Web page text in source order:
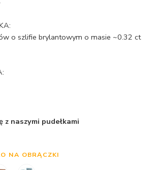
o szlifie brylantowym o masie ~0.32 ct
z naszymi pudełkami
NA OBRĄCZKI